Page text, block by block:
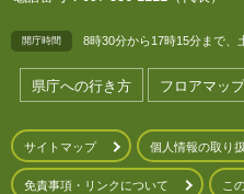
開庁時間 8時30分から17時15分まで、
県庁への行き方 フロアマップ
サイトマップ 個人情報の取り
免責事項・リンクについて こ